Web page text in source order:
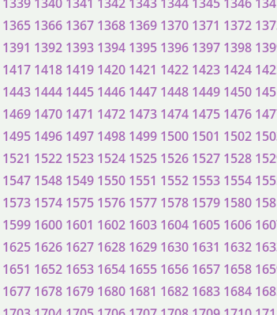
1365 1366 1367 1368 1369 1370 1371 1372
1391 1392 1393 1394 1395 1396 1397 1398
1417 1418 1419 1420 1421 1422 1423 1424
1443 1444 1445 1446 1447 1448 1449 1450
1469 1470 1471 1472 1473 1474 1475 1476
1495 1496 1497 1498 1499 1500 1501 1502
1521 1522 1523 1524 1525 1526 1527 1528
1547 1548 1549 1550 1551 1552 1553 1554
1573 1574 1575 1576 1577 1578 1579 1580
1599 1600 1601 1602 1603 1604 1605 1606
1625 1626 1627 1628 1629 1630 1631 1632
1651 1652 1653 1654 1655 1656 1657 1658
1677 1678 1679 1680 1681 1682 1683 1684